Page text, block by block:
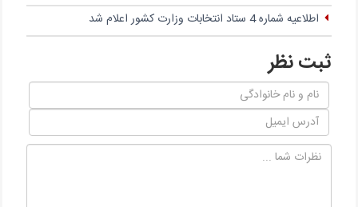
اطلاعیه شماره 4 ستاد انتخابات وزارت کشور اعلام شد
ثبت نظر